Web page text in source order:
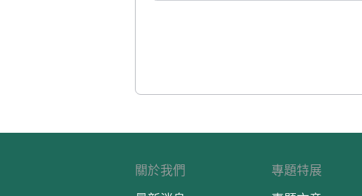
關於我們
專題特展